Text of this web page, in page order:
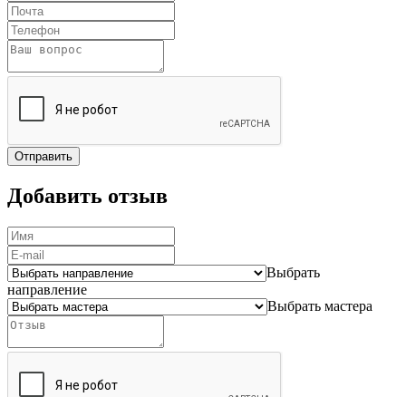
Отправить
Добавить отзыв
Выбрать
направление
Выбрать мастера